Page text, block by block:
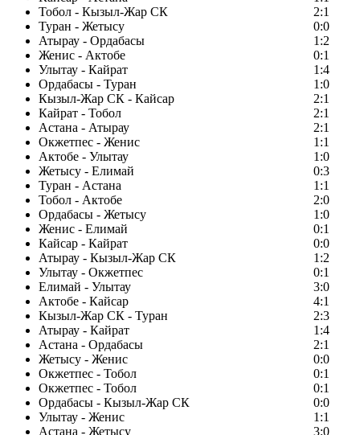
Тобол - Кызыл-Жар СК
2:1
Туран - Жетысу
0:0
Атырау - Ордабасы
1:2
Женис - Актобе
0:1
Улытау - Кайрат
1:4
Ордабасы - Туран
1:0
Кызыл-Жар СК - Кайсар
2:1
Кайрат - Тобол
2:1
Астана - Атырау
2:1
Окжетпес - Женис
1:1
Актобе - Улытау
1:0
Жетысу - Елимай
0:3
Туран - Астана
1:1
Тобол - Актобе
2:0
Ордабасы - Жетысу
1:0
Женис - Елимай
0:1
Кайсар - Кайрат
0:0
Атырау - Кызыл-Жар СК
1:2
Улытау - Окжетпес
0:1
Елимай - Улытау
3:0
Актобе - Кайсар
4:1
Кызыл-Жар СК - Туран
2:3
Атырау - Кайрат
1:4
Астана - Ордабасы
2:1
Жетысу - Женис
0:0
Окжетпес - Тобол
0:1
Окжетпес - Тобол
0:1
Ордабасы - Кызыл-Жар СК
0:0
Улытау - Женис
1:1
Астана - Жетысу
3:0